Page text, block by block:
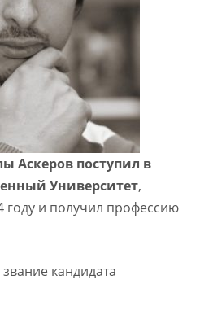
Аскеров поступил в
Университет,
году и получил профессию
кандидата